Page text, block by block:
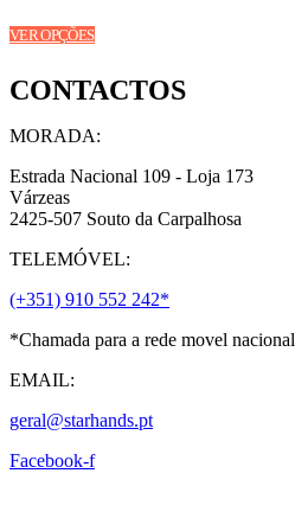
product
page
VER OPÇÕESThis
product
multiple
The
may
chosen
the
page
CONTACTOS
MORADA:
Estrada Nacional 109 - Loja 173
Várzeas
2425-507 Souto da Carpalhosa
TELEMÓVEL:
(+351) 910 552 242*
*Chamada para a rede movel nacional
EMAIL:
geral@starhands.pt
Facebook-f